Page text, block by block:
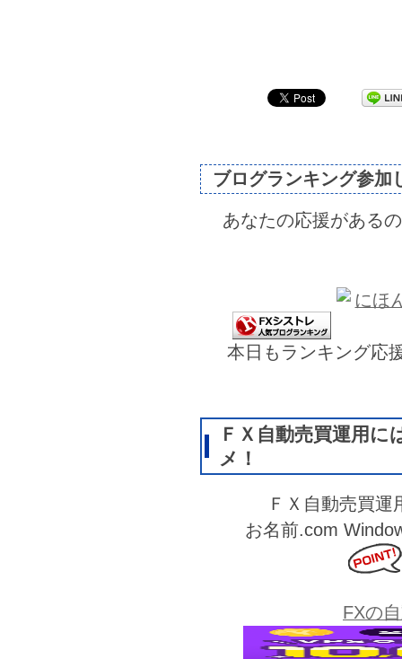
ブログランキング参加
あなたの応援がある
本日もランキング応
ＦＸ自動売買運用
メ！
ＦＸ自動売買
お名前.com
FXの